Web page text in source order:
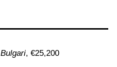
Bulgari, €25,200